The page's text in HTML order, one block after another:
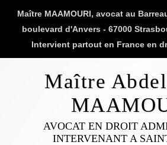
Maître MAAMOURI, avocat au
boulevard d'Anvers - 67000
Intervient partout en France en
Maître
AVOCAT EN DROIT
INTERVENANT A